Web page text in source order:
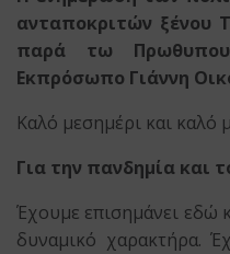
ανταποκριτών ξένου
παρά τω
Εκπρόσωπο Γιάννη
Καλό μεσημέρι και καλό
Για την πανδημία και
Έχουμε επισημάνει εδώ
δυναμικό χαρακτήρα.